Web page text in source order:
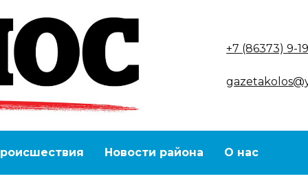
+7 (86373) 9-
Новости района О нас